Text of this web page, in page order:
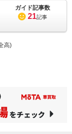
ガイド記事数
21記事
高)